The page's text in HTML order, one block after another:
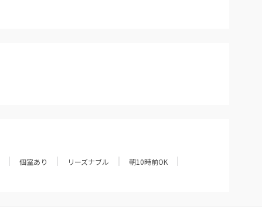
個室あり リーズナブル
朝10時前OK